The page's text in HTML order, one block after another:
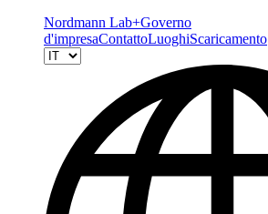
Nordmann Lab+Governo
d'impresaContattoLuoghiScaricamento